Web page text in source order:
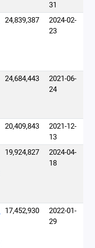
31
24,839,387
2024-02-
23
24,684,443
2021-06-
24
20,409,843
2021-12-
13
19,924,827
2024-04-
18
17,452,930
2022-01-
29